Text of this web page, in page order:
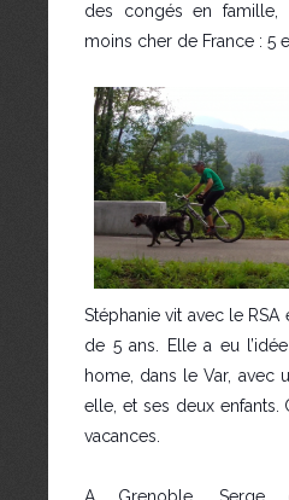
des congés en
moins cher de France : 5
Stéphanie vit avec le
de 5 ans. Elle a eu
home, dans le Var, avec
elle, et ses deux enfants.
vacances.